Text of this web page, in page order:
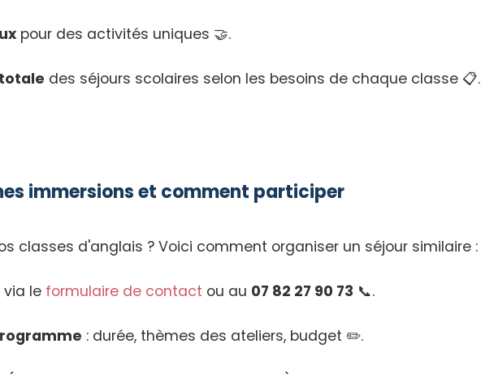
pour des activités uniques 🤝.
des séjours scolaires selon les besoins de chaque classe 📋.
immersions et comment participer
classes d'anglais ? Voici comment organiser un séjour similaire :
via le formulaire de contact ou au 07 82 27 90 73 📞.
: durée, thèmes des ateliers, budget ✏️.